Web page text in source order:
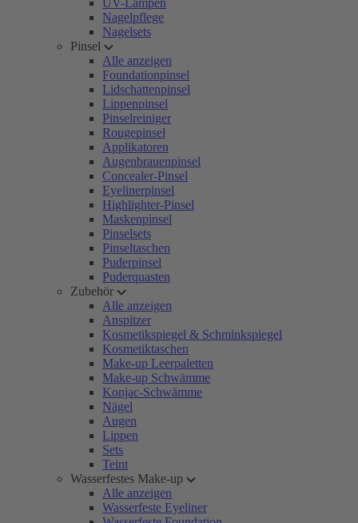
UV-Lampen
Nagelpflege
Nagelsets
Pinsel
Alle anzeigen
Foundationpinsel
Lidschattenpinsel
Lippenpinsel
Pinselreiniger
Rougepinsel
Applikatoren
Augenbrauenpinsel
Concealer-Pinsel
Eyelinerpinsel
Highlighter-Pinsel
Maskenpinsel
Pinselsets
Pinseltaschen
Puderpinsel
Puderquasten
Zubehör
Alle anzeigen
Anspitzer
Kosmetikspiegel & Schminkspiegel
Kosmetiktaschen
Make-up Leerpaletten
Make-up Schwämme
Konjac-Schwämme
Nägel
Augen
Lippen
Sets
Teint
Wasserfestes Make-up
Alle anzeigen
Wasserfeste Eyeliner